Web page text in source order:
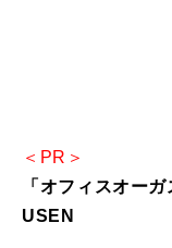
＜PR＞
「オフィスオー
USEN